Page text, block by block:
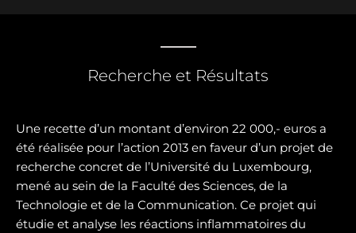
Recherche et Résultats
Une recette d’un montant d’environ 22 000,- euros a
été réalisée pour l’action 2013 en faveur d’un projet de
recherche concret de l’Université du Luxembourg,
mené au sein de la Faculté des Sciences, de la
Technologie et de la Communication. Ce projet qui
étudie et analyse les réactions inflammatoires du